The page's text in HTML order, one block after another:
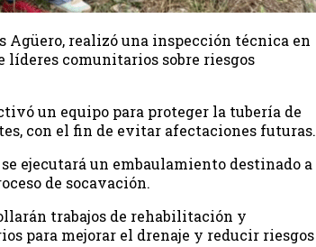
realizó una inspección técnica en
líderes comunitarios sobre riesgos
un equipo para proteger la tubería de
con el fin de evitar afectaciones futuras.
ejecutará un embaulamiento destinado a
de socavación.
trabajos de rehabilitación y
para mejorar el drenaje y reducir riesgos